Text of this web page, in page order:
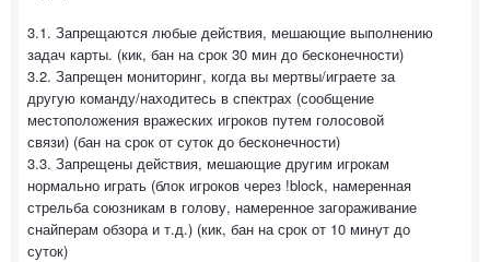
3.1. Запрещаются любые действия, мешающие выполнению
задач карты. (кик, бан на срок 30 мин до бесконечности)
3.2. Запрещен мониторинг, когда вы мертвы/играете за
другую команду/находитесь в спектрах (сообщение
местоположения вражеских игроков путем голосовой
связи) (бан на срок от суток до бесконечности)
3.3. Запрещены действия, мешающие другим игрокам
нормально играть (блок игроков через !block, намеренная
стрельба союзникам в голову, намеренное загораживание
снайперам обзора и т.д.) (кик, бан на срок от 10 минут до
суток)